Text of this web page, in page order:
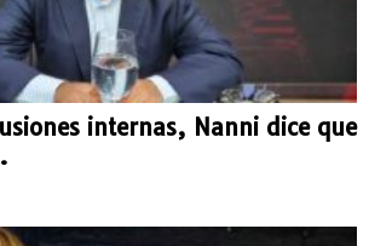
internas, Nanni dice que